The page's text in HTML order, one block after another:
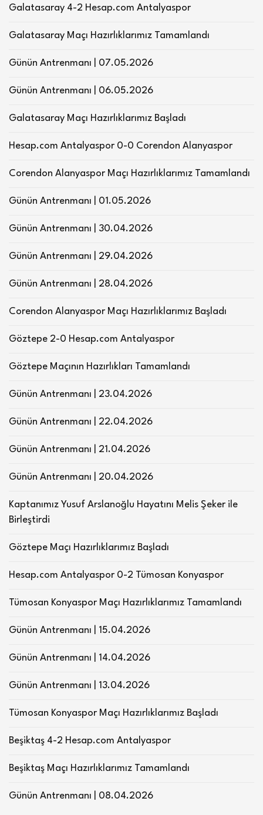
Galatasaray 4-2 Hesap.com Antalyaspor
Galatasaray Maçı Hazırlıklarımız Tamamlandı
Günün Antrenmanı | 07.05.2026
Günün Antrenmanı | 06.05.2026
Galatasaray Maçı Hazırlıklarımız Başladı
Hesap.com Antalyaspor 0-0 Corendon Alanyaspor
Corendon Alanyaspor Maçı Hazırlıklarımız Tamamlandı
Günün Antrenmanı | 01.05.2026
Günün Antrenmanı | 30.04.2026
Günün Antrenmanı | 29.04.2026
Günün Antrenmanı | 28.04.2026
Corendon Alanyaspor Maçı Hazırlıklarımız Başladı
Göztepe 2-0 Hesap.com Antalyaspor
Göztepe Maçının Hazırlıkları Tamamlandı
Günün Antrenmanı | 23.04.2026
Günün Antrenmanı | 22.04.2026
Günün Antrenmanı | 21.04.2026
Günün Antrenmanı | 20.04.2026
Kaptanımız Yusuf Arslanoğlu Hayatını Melis Şeker ile
Birleştirdi
Göztepe Maçı Hazırlıklarımız Başladı
Hesap.com Antalyaspor 0-2 Tümosan Konyaspor
Tümosan Konyaspor Maçı Hazırlıklarımız Tamamlandı
Günün Antrenmanı | 15.04.2026
Günün Antrenmanı | 14.04.2026
Günün Antrenmanı | 13.04.2026
Tümosan Konyaspor Maçı Hazırlıklarımız Başladı
Beşiktaş 4-2 Hesap.com Antalyaspor
Beşiktaş Maçı Hazırlıklarımız Tamamlandı
Günün Antrenmanı | 08.04.2026